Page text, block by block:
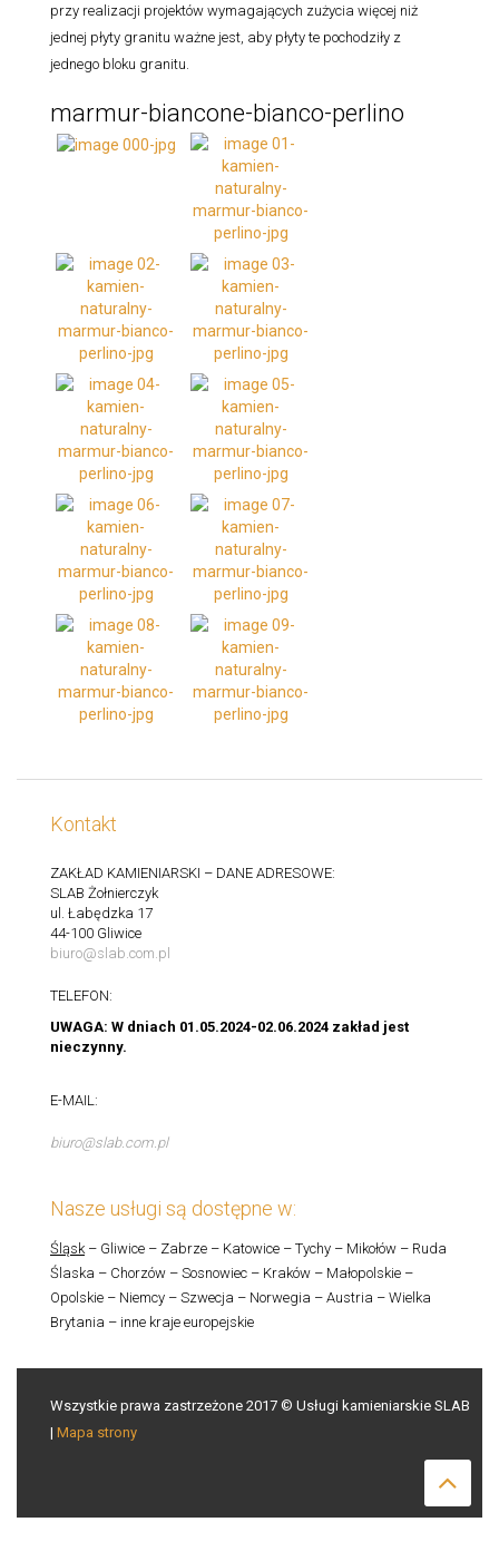
przy realizacji projektów wymagających zużycia więcej niż
jednej płyty granitu ważne jest, aby płyty te pochodziły z
jednego bloku granitu.
marmur-biancone-bianco-perlino
Kontakt
ZAKŁAD KAMIENIARSKI – DANE ADRESOWE:
SLAB Żołnierczyk
ul. Łabędzka 17
44-100 Gliwice
biuro@slab.com.pl
TELEFON:
UWAGA: W dniach 01.05.2024-02.06.2024 zakład jest
nieczynny.
E-MAIL:
biuro@slab.com.pl
Nasze usługi są dostępne w:
Śląsk – Gliwice – Zabrze – Katowice – Tychy – Mikołów – Ruda
Ślaska – Chorzów – Sosnowiec – Kraków – Małopolskie –
Opolskie – Niemcy – Szwecja – Norwegia – Austria – Wielka
Brytania – inne kraje europejskie
Wszystkie prawa zastrzeżone 2017 © Usługi kamieniarskie SLAB
| Mapa strony